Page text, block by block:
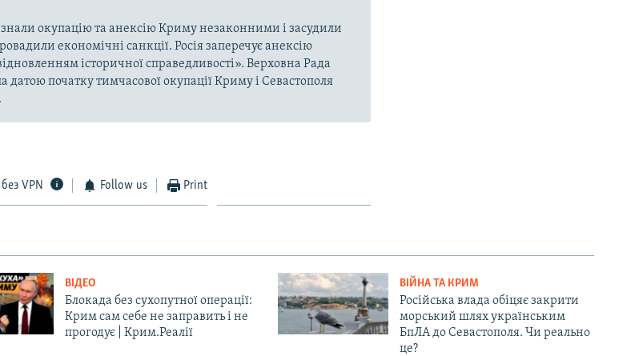
окупацію та анексію Криму незаконними і засудили
економічні санкції. Росія заперечує анексію
історичної справедливості». Верховна Рада
датою початку тимчасової окупації Криму і Севастополя
VPN Follow us Print
ВІДЕО
Блокада без сухопутної операції:
Крим сам себе не заправить і не
прогодує | Крим.Реалії
ВІЙНА ТА КРИМ
Російська влада обіцяє закрити
морський шлях українським
БпЛА до Севастополя. Чи реально
це?